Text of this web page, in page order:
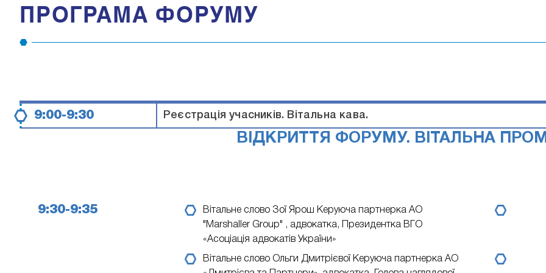
ПРОГРАМА ФОРУМУ
9:00-9:30 Реєстрація учасників. Вітальна кава.
ВІДКРИТТЯ ФОРУМУ. ВІТАЛЬНА
9:30-9:35 Вітальне слово Зої Ярош Керуюча партнерка АО
"Marshaller Group" , адвокатка, Президентка ВГО
«Асоціація адвокатів України»
Вітальне слово Ольги Дмитрієвої Керуюча партнерка АО